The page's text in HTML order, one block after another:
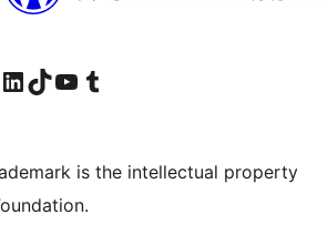
във Facebook
нашия профил в Instagram
Посетете нашия профил в LinkedIn
Visit our TikTok account
Visit our YouTube channel
Visit our Tumblr account
is the intellectual property